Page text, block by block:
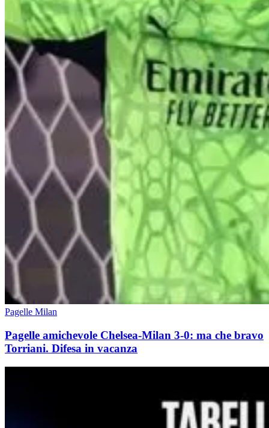
Pagelle Milan
Pagelle amichevole Chelsea-Milan 3-0: ma che bravo
Torriani. Difesa in vacanza